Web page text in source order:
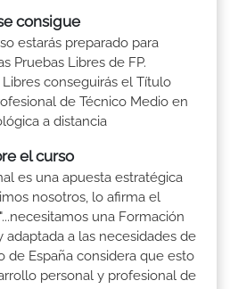
consigue
estarás preparado para
Pruebas Libres de FP.
conseguirás el Título
de Técnico Medio en
a distancia
el curso
es una apuesta estratégica
nosotros, lo afirma el
una Formación
adaptada a las necesidades de
de España considera que esto
personal y profesional de